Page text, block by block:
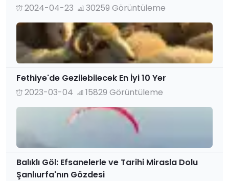
2024-04-23
30259 Görüntüleme
Fethiye'de Gezilebilecek En İyi 10 Yer
2023-03-04
15829 Görüntüleme
Balıklı Göl: Efsanelerle ve Tarihi Mirasla Dolu
Şanlıurfa'nın Gözdesi